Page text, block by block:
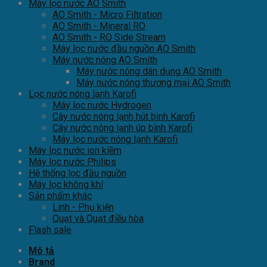
Máy lọc nước AO Smith
AO Smith - Micro Filtration
AO Smith - Mineral RO
AO Smith - RO Side Stream
Máy lọc nước đầu nguồn AO Smith
Máy nước nóng AO Smith
Máy nước nóng dân dụng AO Smith
Máy nước nóng thương mại AO Smith
Lọc nước nóng lạnh Karofi
Máy lọc nước Hydrogen
Cây nước nóng lạnh hút bình Karofi
Cây nước nóng lạnh úp bình Karofi
Máy lọc nước nóng lạnh Karofi
Máy lọc nước ion kiềm
Máy lọc nước Philips
Hệ thống lọc đầu nguồn
Máy lọc không khí
Sản phẩm khác
Linh - Phụ kiện
Quạt và Quạt điều hòa
Flash sale
Mô tả
Brand